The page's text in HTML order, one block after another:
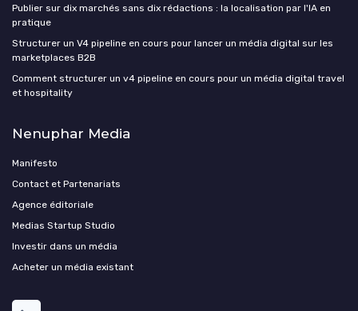
Publier sur dix marchés sans dix rédactions : la localisation par l'IA en
pratique
Structurer un V4 pipeline en cours pour lancer un média digital sur les
marketplaces B2B
Comment structurer un v4 pipeline en cours pour un média digital travel
et hospitality
Nenuphar Media
Manifesto
Contact et Partenariats
Agence éditoriale
Medias Startup Studio
Investir dans un média
Acheter un média existant